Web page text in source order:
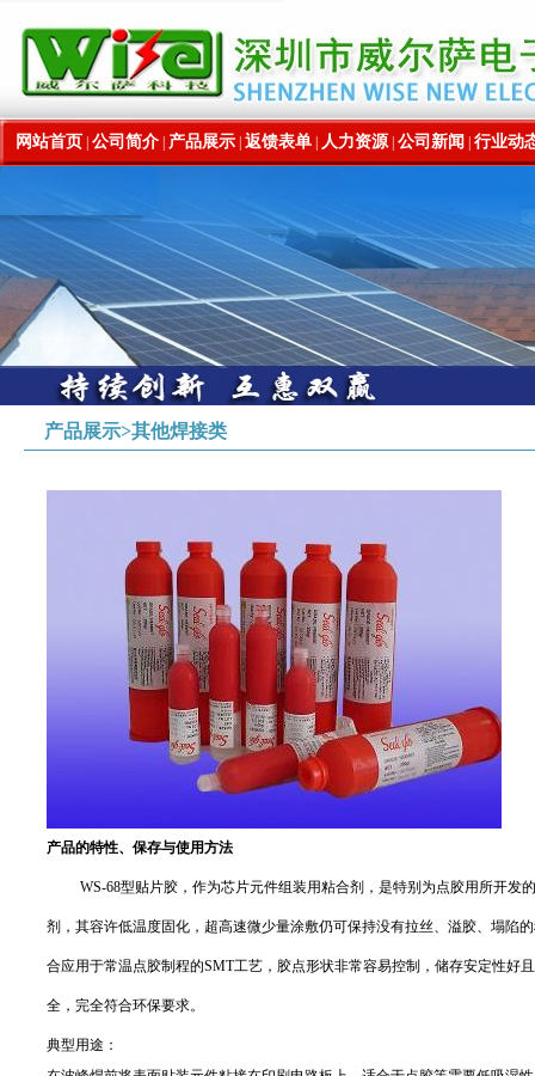
网站首页 公司简介 产品展示 返馈表单 人力资源| 公司新闻 行业动
产品展示>其他焊接类
产品的特性、保存与使用方法
WS-68型贴片胶，作为芯片元件组装用粘合剂，是特别为点胶用所开发的
剂，其容许低温度固化，超高速微少量涂敷仍可保持没有拉丝、溢胶、塌陷
合应用于常温点胶制程的SMT工艺，胶点形状非常容易控制，储存安定性好
全，完全符合环保要求。
典型用途：